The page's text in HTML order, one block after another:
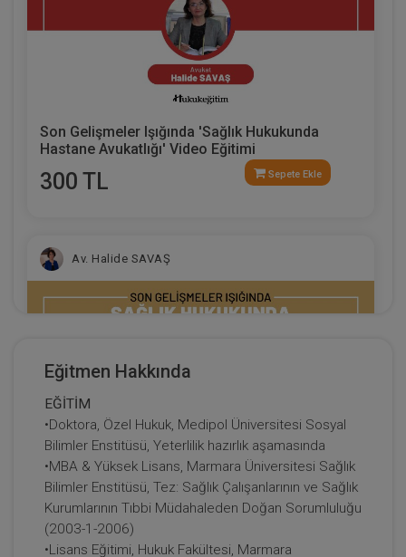
Son Gelişmeler Işığında 'Sağlık Hukukunda
Hastane Avukatlığı' Video Eğitimi
300 TL Sepete Ekle
Av. Halide SAVAŞ
Son Gelişmeler Işığında 'Sağlık Hukukunda
Hekim Avukatlığı' Video Eğitimi
Sepete Ekle
Eğitmen Hakkında
EĞİTİM
•Doktora, Özel Hukuk, Medipol Üniversitesi Sosyal
Bilimler Enstitüsü, Yeterlilik hazırlık aşamasında
•MBA & Yüksek Lisans, Marmara Üniversitesi Sağlık
Bilimler Enstitüsü, Tez: Sağlık Çalışanlarının ve Sağlık
Kurumlarının Tıbbi Müdahaleden Doğan Sorumluluğu
(2003-1-2006)
•Lisans Eğitimi, Hukuk Fakültesi, Marmara